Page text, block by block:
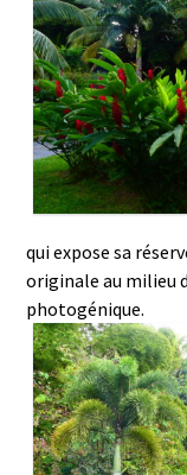
qui expose sa
originale au milieu
photogénique.